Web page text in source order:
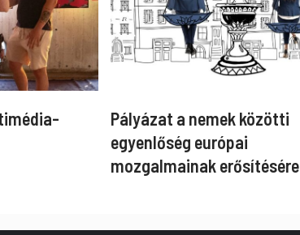
Pályázat a nemek közötti
egyenlőség európai
mozgalmainak erősítésére